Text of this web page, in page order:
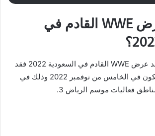
ما موعد عرض WWE القادم في
أما بالنسبة إلى موعد عرض WWE القادم في السعودية 2022 فقد
تم تحديده على أن يكون في الخامس من نوفمبر 2022 وذلك في
فعاليات موسم الرياض 3.